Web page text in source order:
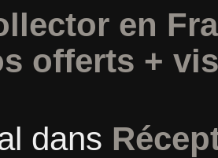
en
offerts +
dans